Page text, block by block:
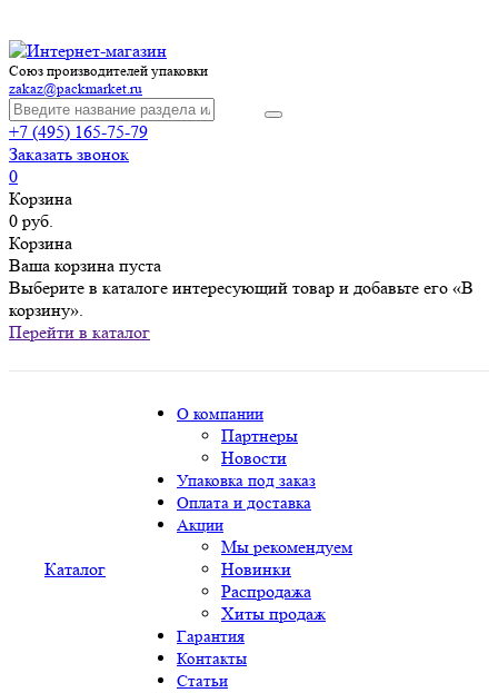
Союз производителей упаковки
zakaz@packmarket.ru
+7 (495) 165-75-79
Заказать звонок
0
Корзина
0 руб.
Корзина
Ваша корзина пуста
Выберите в каталоге интересующий товар и добавьте его «В
корзину».
Перейти в каталог
Каталог
О компании
Партнеры
Новости
Упаковка под заказ
Оплата и доставка
Акции
Мы рекомендуем
Новинки
Распродажа
Хиты продаж
Гарантия
Контакты
Статьи